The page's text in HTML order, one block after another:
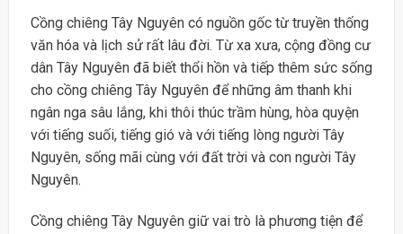
Cồng chiêng Tây Nguyên có nguồn gốc từ truyền thống
văn hóa và lịch sử rất lâu đời. Từ xa xưa, cộng đồng cư
dân Tây Nguyên đã biết thổi hồn và tiếp thêm sức sống
cho cồng chiêng Tây Nguyên để những âm thanh khi
ngân nga sâu lắng, khi thôi thúc trầm hùng, hòa quyện
với tiếng suối, tiếng gió và với tiếng lòng người Tây
Nguyên, sống mãi cùng với đất trời và con người Tây
Nguyên.
Cồng chiêng Tây Nguyên giữ vai trò là phương tiện để